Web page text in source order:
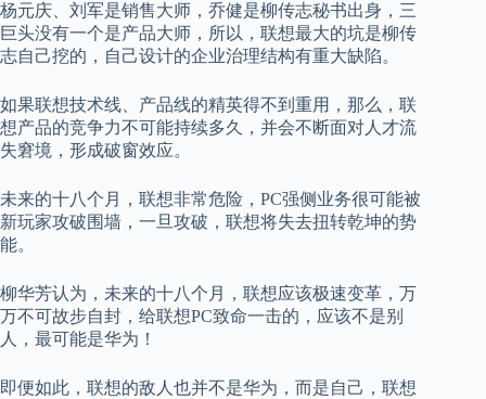
杨元庆、刘军是销售大师，乔健是柳传志秘书出身，三
巨头没有一个是产品大师，所以，联想最大的坑是柳传
志自己挖的，自己设计的企业治理结构有重大缺陷。
如果联想技术线、产品线的精英得不到重用，那么，联
想产品的竞争力不可能持续多久，并会不断面对人才流
失窘境，形成破窗效应。
未来的十八个月，联想非常危险，PC强侧业务很可能被
新玩家攻破围墙，一旦攻破，联想将失去扭转乾坤的势
能。
柳华芳认为，未来的十八个月，联想应该极速变革，万
万不可故步自封，给联想PC致命一击的，应该不是别
人，最可能是华为！
即便如此，联想的敌人也并不是华为，而是自己，联想